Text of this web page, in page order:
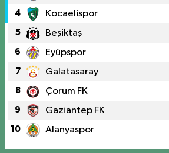
4 Kocaelispor
5 Beşiktaş
6 Eyüpspor
7 Galatasaray
8 Çorum FK
9 Gaziantep FK
10 Alanyaspor